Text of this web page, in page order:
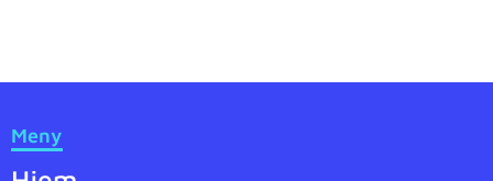
Meny